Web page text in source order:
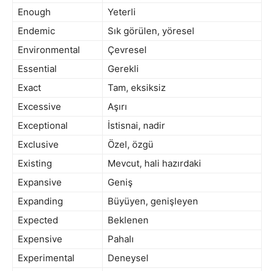
Enough
Yeterli
Endemic
Sık görülen, yöresel
Environmental
Çevresel
Essential
Gerekli
Exact
Tam, eksiksiz
Excessive
Aşırı
Exceptional
İstisnai, nadir
Exclusive
Özel, özgü
Existing
Mevcut, hali hazırdaki
Expansive
Geniş
Expanding
Büyüyen, genişleyen
Expected
Beklenen
Expensive
Pahalı
Experimental
Deneysel